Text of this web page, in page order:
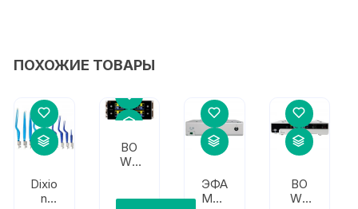
ПОХОЖИЕ ТОВАРЫ
Dixio
n
BO
WA
ЭФА
Мед
BO
WA